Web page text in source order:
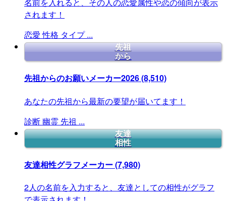
されます！
恋愛 性格 タイプ ...
先祖
から
先祖からのお願いメーカー2026(8,510)
あなたの先祖から最新の要望が届いてます！
診断 幽霊 先祖 ...
友達
相性
友達相性グラフメーカー(7,980)
2人の名前を入力すると、友達としての相性がグラフ